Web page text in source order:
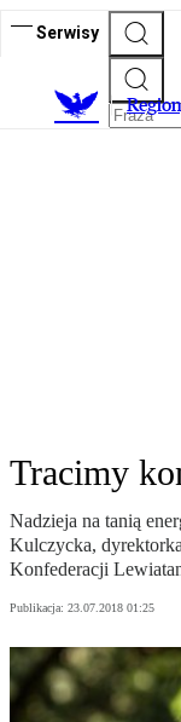
Serwisy
R
Tracimy
Nadzieja na tanią
Kulczycka,
Konfederacji
Publikacja: 23.07.2018 01:25